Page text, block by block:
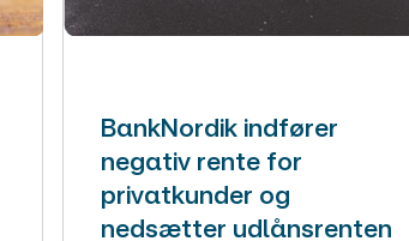
BankNordik indfører
negativ rente for
privatkunder og
nedsætter udlånsrenten